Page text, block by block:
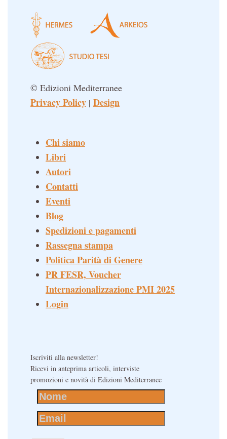
© Edizioni Mediterranee
Privacy Policy | Design
Chi siamo
Libri
Autori
Contatti
Eventi
Blog
Spedizioni e pagamenti
Rassegna stampa
Politica Parità di Genere
PR FESR, Voucher
Internazionalizzazione PMI 2025
Login
Iscriviti alla newsletter!
Ricevi in anteprima articoli, interviste
promozioni e novità di Edizioni Mediterranee